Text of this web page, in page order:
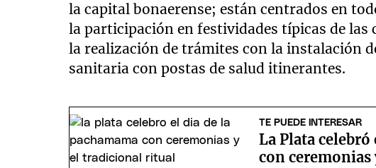
la capital bonaerense; están centrados en
la participación en festividades típicas de las
la realización de trámites con la instalación
sanitaria con postas de salud itinerantes.
TE PUEDE INTERESAR
La Plata celebró
con